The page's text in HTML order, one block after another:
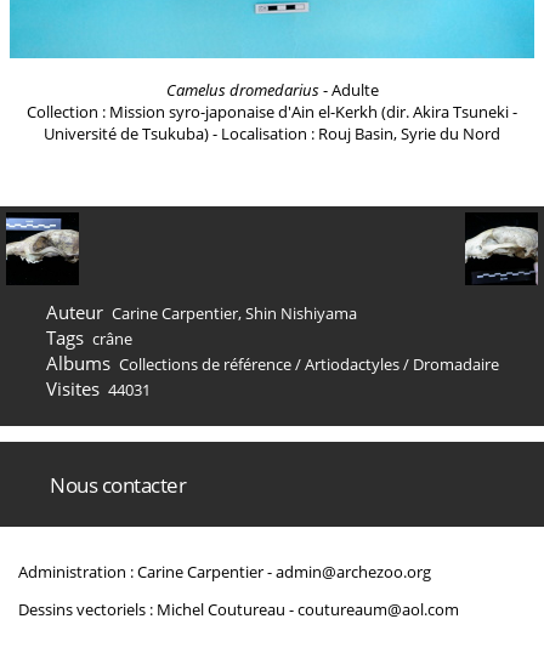
Camelus dromedarius- Adulte
Collection : Mission syro-japonaise d'Ain el-Kerkh (dir. Akira Tsuneki -
Université de Tsukuba) - Localisation : Rouj Basin, Syrie du Nord
Auteur Carine Carpentier, Shin Nishiyama
Tags crâne
Albums Collections de référence/Artiodactyles/ Dromadaire
Visites 44031
Nous contacter
Administration : Carine Carpentier -admin@archezoo.org
Dessins vectoriels : Michel Coutureau -coutureaum@aol.com